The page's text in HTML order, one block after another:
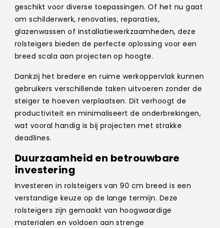
geschikt voor diverse toepassingen. Of het nu gaat
om schilderwerk, renovaties, reparaties,
glazenwassen of installatiewerkzaamheden, deze
rolsteigers bieden de perfecte oplossing voor een
breed scala aan projecten op hoogte.
Dankzij het bredere en ruime werkoppervlak kunnen
gebruikers verschillende taken uitvoeren zonder de
steiger te hoeven verplaatsen. Dit verhoogt de
productiviteit en minimaliseert de onderbrekingen,
wat vooral handig is bij projecten met strakke
deadlines.
Duurzaamheid en betrouwbare
investering
Investeren in rolsteigers van 90 cm breed is een
verstandige keuze op de lange termijn. Deze
rolsteigers zijn gemaakt van hoogwaardige
materialen en voldoen aan strenge